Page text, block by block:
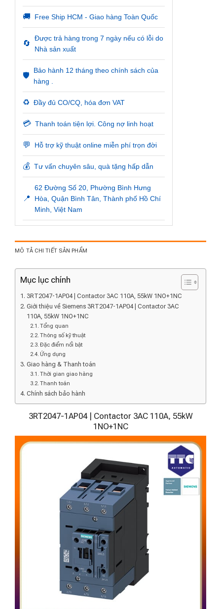
🚚 Free Ship HCM - Giao hàng Toàn Quốc
🔄
Được trả hàng trong 7 ngày nếu có lỗi do
Nhà sản xuất
🛡️
Bảo hành 12 tháng theo chính sách của
hàng .
♻️ Đầy đủ CO/CQ, hóa đơn VAT
💳 Thanh toán tiện lợi. Công nợ linh hoạt
💬 Hỗ trợ kỹ thuật online miễn phí trọn đời
💰 Tư vấn chuyên sâu, quà tặng hấp dẫn
📍
62 Đường Số 20, Phường Bình Hưng
Hòa, Quận Bình Tân, Thành phố Hồ Chí
Minh, Việt Nam
MÔ TẢ CHI TIẾT SẢN PHẨM
Mục lục chính
3RT2047-1AP04 | Contactor 3AC 110A, 55kW 1NO+1NC
Giới thiệu về Siemens 3RT2047-1AP04 | Contactor 3AC
110A, 55kW 1NO+1NC
Tổng quan
Thông số kỹ thuật
Đặc điểm nổi bật
Ứng dụng
Giao hàng & Thanh toán
Thời gian giao hàng
Thanh toán
Chính sách bảo hành
3RT2047-1AP04 | Contactor 3AC 110A, 55kW
1NO+1NC